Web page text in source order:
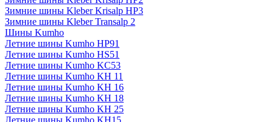
Зимние шины Kleber Krisalp HP3
Зимние шины Kleber Transalp 2
Шины Kumho
Летние шины Kumho HP91
Летние шины Kumho HS51
Летние шины Kumho KC53
Летние шины Kumho KH 11
Летние шины Kumho KH 16
Летние шины Kumho KH 18
Летние шины Kumho KH 25
Летние шины Kumho KH15